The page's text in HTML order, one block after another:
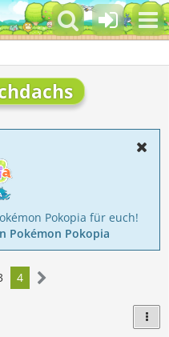
Pokopia für euch!
Pokémon Pokopia
4